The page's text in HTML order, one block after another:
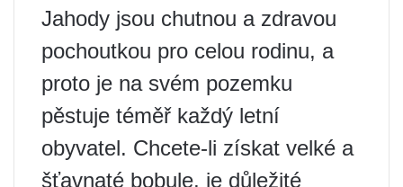
Jahody jsou chutnou a zdravou
pochoutkou pro celou rodinu, a
proto je na svém pozemku
pěstuje téměř každý letní
obyvatel. Chcete-li získat velké a
šťavnaté bobule, je důležité